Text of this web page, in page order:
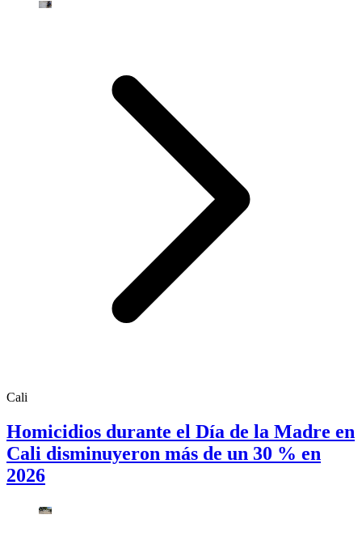
Cali
Homicidios durante el Día de la Madre en
Cali disminuyeron más de un 30 % en
2026